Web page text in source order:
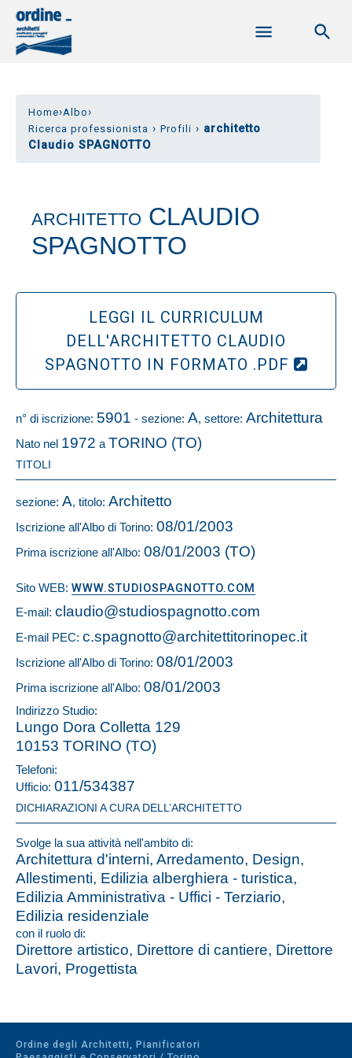
Home›Albo›
Ricerca professionista › Profili › architetto
Claudio SPAGNOTTO
ARCHITETTO CLAUDIO
SPAGNOTTO
LEGGI IL CURRICULUM
DELL'ARCHITETTO CLAUDIO
SPAGNOTTO IN FORMATO .PDF
n° di iscrizione: 5901 - sezione: A, settore: Architettura
Nato nel 1972 a TORINO (TO)
TITOLI
sezione: A, titolo: Architetto
Iscrizione all'Albo di Torino: 08/01/2003
Prima iscrizione all'Albo: 08/01/2003 (TO)
Sito WEB: WWW.STUDIOSPAGNOTTO.COM
E-mail: claudio@studiospagnotto.com
E-mail PEC: c.spagnotto@architettitorinopec.it
Iscrizione all'Albo di Torino: 08/01/2003
Prima iscrizione all'Albo: 08/01/2003
Indirizzo Studio:
Lungo Dora Colletta 129
10153 TORINO (TO)
Telefoni:
Ufficio: 011/534387
DICHIARAZIONI A CURA DELL’ARCHITETTO
Svolge la sua attività nell'ambito di:
Architettura d'interni, Arredamento, Design,
Allestimenti, Edilizia alberghiera - turistica,
Edilizia Amministrativa - Uffici - Terziario,
Edilizia residenziale
con il ruolo di:
Direttore artistico, Direttore di cantiere, Direttore
Lavori, Progettista
Ordine degli Architetti, Pianificatori